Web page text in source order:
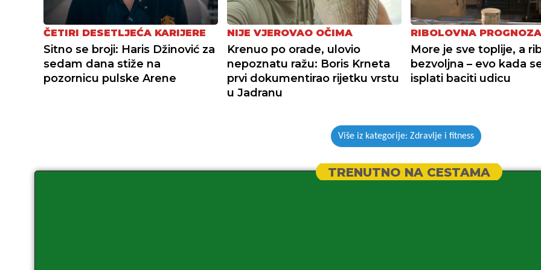
ČETIRI DESETLJEĆA KARIJERE
Sitno se broji: Haris Džinović za
sedam dana stiže na
pozornicu pulske Arene
NIJE VJEROVAO OČIMA
Krenuo po orade, ulovio
nepoznatu ražu: Boris Krneta
prvi dokumentirao rijetku vrstu
u Jadranu
RIBOLOVNA PROGNOZA
More je sve toplije, a
bezvoljna – evo kada
isplati baciti udicu
Više iz kategorije: Zdravlje i fitness
TRENUTNO NA CESTAMA